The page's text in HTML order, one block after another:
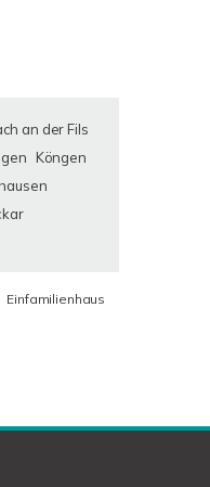
an der Fils
Köngen
Einfamilienhaus